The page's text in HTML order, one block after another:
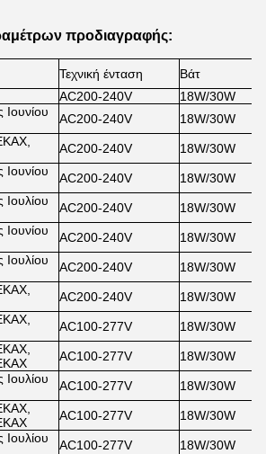
προδιαγραφής:
Τεχνική ένταση
Βάτ
AC200-240V
18W/30W
AC200-240V
18W/30W
AC200-240V
18W/30W
AC200-240V
18W/30W
AC200-240V
18W/30W
AC200-240V
18W/30W
AC200-240V
18W/30W
AC200-240V
18W/30W
AC100-277V
18W/30W
AC100-277V
18W/30W
AC100-277V
18W/30W
AC100-277V
18W/30W
AC100-277V 18W/30W